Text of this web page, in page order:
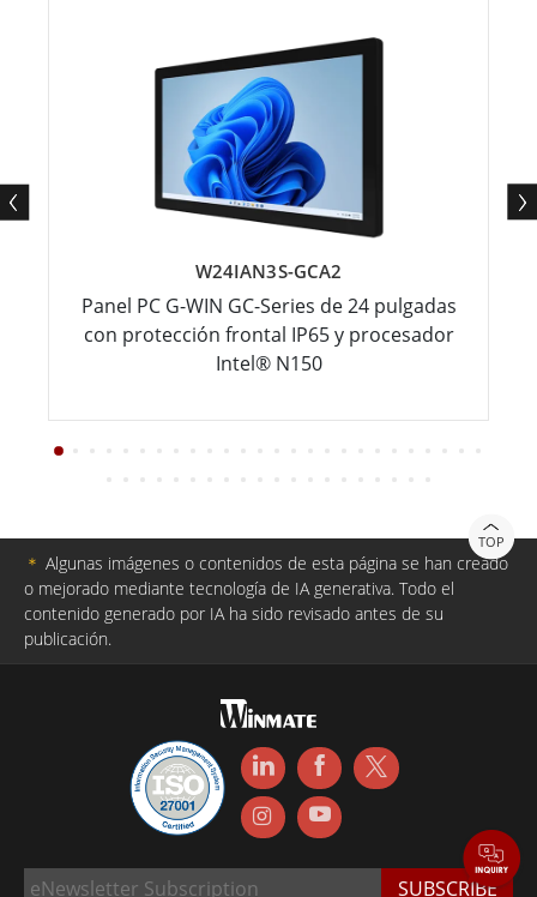
W24IAN3S-GCA2
Panel PC G-WIN GC-Series de 24 pulgadas
con protección frontal IP65 y procesador
Intel® N150
TOP
＊ Algunas imágenes o contenidos de esta página se han creado
o mejorado mediante tecnología de IA generativa. Todo el
contenido generado por IA ha sido revisado antes de su
publicación.